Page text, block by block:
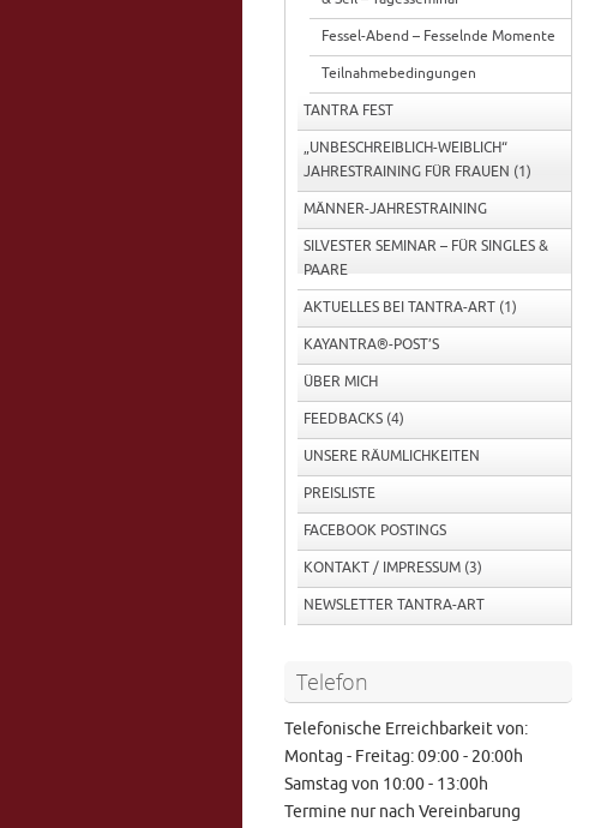
Teilnahmebedingungen für unsere Seminare
Aktuelles bei Tantra-Art
Über Mich-Kaya
Feedback schreiben
Feedback’s Frauen-Seminare TantraArt
Feedback Männer
Feedback- Frauen & Paare
Unsere Räumlichkeiten bei Tantra-Art
Links & Partner
Preisliste Tantra-Art
Fessel-Abend – Fesselnde Momente
Teilnahmebedingungen
TANTRA FEST
„UNBESCHREIBLICH-WEIBLICH“
JAHRESTRAINING FÜR FRAUEN (1)
MÄNNER-JAHRESTRAINING
SILVESTER SEMINAR – FÜR SINGLES &
PAARE
AKTUELLES BEI TANTRA-ART (1)
KAYANTRA®-POST’S
ÜBER MICH
FEEDBACKS (4)
UNSERE RÄUMLICHKEITEN
PREISLISTE
FACEBOOK POSTINGS
KONTAKT / IMPRESSUM (3)
NEWSLETTER TANTRA-ART
Telefon
Telefonische Erreichbarkeit von:
Montag - Freitag: 09:00 - 20:00h
Samstag von 10:00 - 13:00h
Termine nur nach Vereinbarung